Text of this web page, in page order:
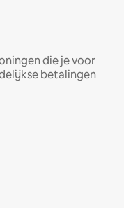
die je voor
betalingen